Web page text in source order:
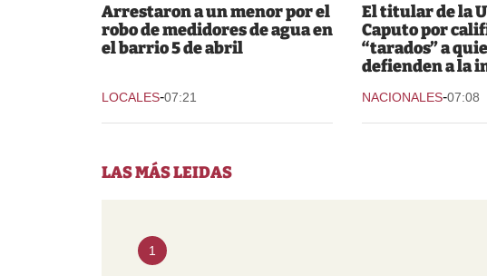
Arrestaron a un menor por el
robo de medidores de agua en
el barrio 5 de abril
LOCALES-07:21
El titular de la
Caputo por
“tarados” a
defienden a la
NACIONALES-07:08
LAS MÁS LEIDAS
1